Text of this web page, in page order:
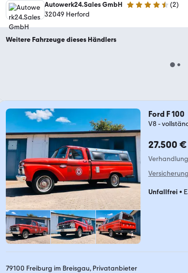
Autowerk24.Sales GmbH 4.3 Sterne (2)
32049 Herford
Weitere Fahrzeuge dieses Händlers
Ford F 100
V8 -
27.500 €
Unfallfrei •
79100 Freiburg im Breisgau, Privatanbieter